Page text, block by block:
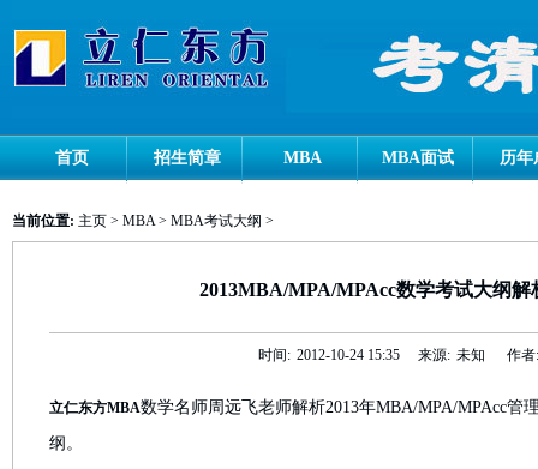
首页 招生简章 MBA MBA面试 历年
当前位置: 主页 > MBA> MBA考试大纲 >
2013MBA/MPA/MPAcc数学考试大纲解
时间: 2012-10-24 15:35 来源: 未知 作者:
立仁东方MBA数学名师周远飞老师解析2013年MBA/MPA/MPAcc管
纲。